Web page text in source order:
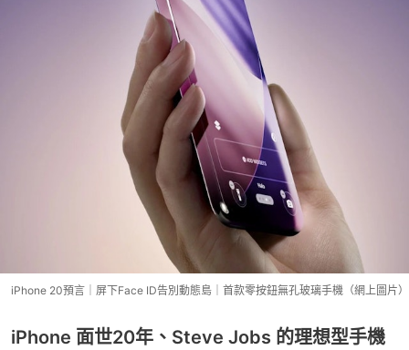
iPhone 20預言｜屏下Face ID告別動態島｜首款零按鈕無孔玻璃手機（網上圖片）
iPhone 面世20年、Steve Jobs 的理想型手機